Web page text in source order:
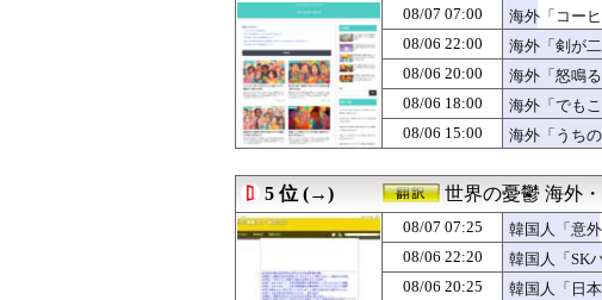
08/06 20:10
「日本ではこういう箸の
08/06 20:00
海外「怒鳴るのやめてと
08/06 20:00
【衝撃】韓国人「日本の
08/06 19:41
海外「お前らの国に他愛
08/06 19:15
泳いでいる人のすぐ横に
08/06 19:06
日本が2年間限定で食品減
08/06 19:00
韓国人「日本は今回の地
08/06 18:52
海外「絶好球だった」大
08/06 18:46
韓国人「今季初の2発…」
08/06 18:34
中国が対米ドローン規制
08/06 18:30
【海外の反応】野球を観
08/06 18:22
韓国人「韓国サッカー協
08/06 18:05
韓国人「日本が韓国文学
08/07 07:00
海外「コー
08/06 22:00
海外「剣が
08/06 20:00
海外「怒鳴
08/06 18:00
海外「でも
08/06 15:00
海外「うち
5 位 (→) 世界の憂鬱 海外
08/07 07:25
韓国人「意
08/06 22:20
韓国人「SK
08/06 20:25
韓国人「日